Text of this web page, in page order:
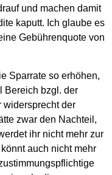
und machen damit
kaputt. Ich glaube es
Gebührenquote von
Sparrate so erhöhen,
Bereich bzgl. der
widersprecht der
zwar den Nachteil,
ihr nicht mehr zur
auch nicht mehr